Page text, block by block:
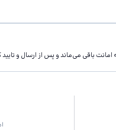
باقى مى‌ماند و پس از ارسال و